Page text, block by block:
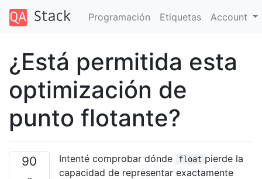
Programación Etiquetas Account
¿Está permitida esta
optimización de
punto flotante?
90 Intenté comprobar dónde float pierde la
capacidad de representar exactamente